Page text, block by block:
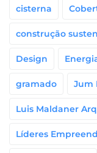
cisterna
construção
Design
gramado Jum
Luis Maldaner
Líderes